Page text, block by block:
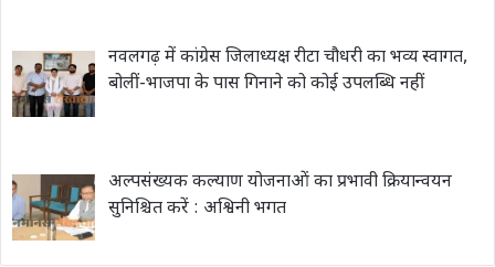
नवलगढ़ में कांग्रेस जिलाध्यक्ष रीटा चौधरी का भव्य स्वागत,
बोलीं-भाजपा के पास गिनाने को कोई उपलब्धि नहीं
अल्पसंख्यक कल्याण योजनाओं का प्रभावी क्रियान्वयन
सुनिश्चित करें : अश्विनी भगत